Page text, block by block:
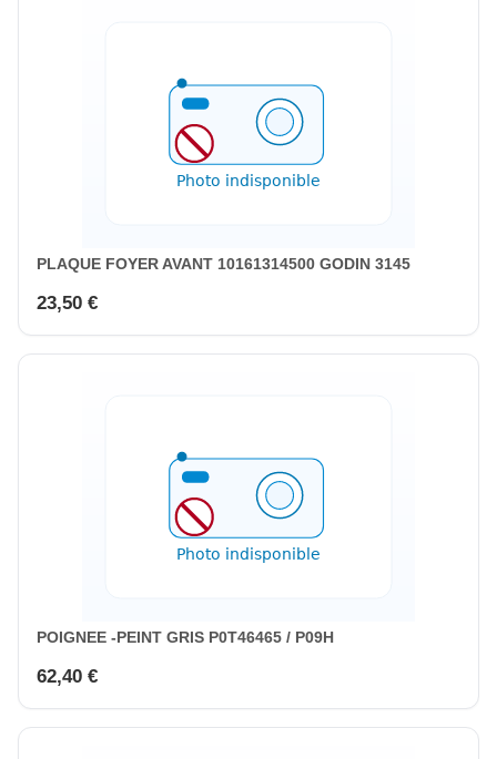
PLAQUE FOYER AVANT 10161314500 GODIN 3145
23,50 €
POIGNEE -PEINT GRIS P0T46465 / P09H
62,40 €